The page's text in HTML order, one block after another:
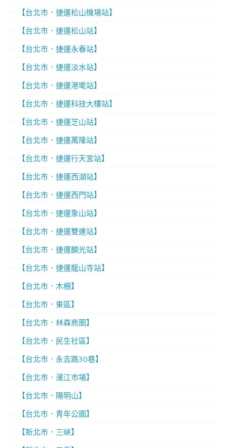
【台北市．捷運松山機場站】
【台北市．捷運松山站】
【台北市．捷運永春站】
【台北市．捷運淡水站】
【台北市．捷運港墘站】
【台北市．捷運科技大樓站】
【台北市．捷運芝山站】
【台北市．捷運萬隆站】
【台北市．捷運行天宮站】
【台北市．捷運西湖站】
【台北市．捷運西門站】
【台北市．捷運象山站】
【台北市．捷運雙連站】
【台北市．捷運麟光站】
【台北市．捷運龍山寺站】
【台北市．木柵】
【台北市．東區】
【台北市．林森商圈】
【台北市．民生社區】
【台北市．永吉路30巷】
【台北市．濱江市場】
【台北市．陽明山】
【台北市．青年公園】
【新北市．三峽】